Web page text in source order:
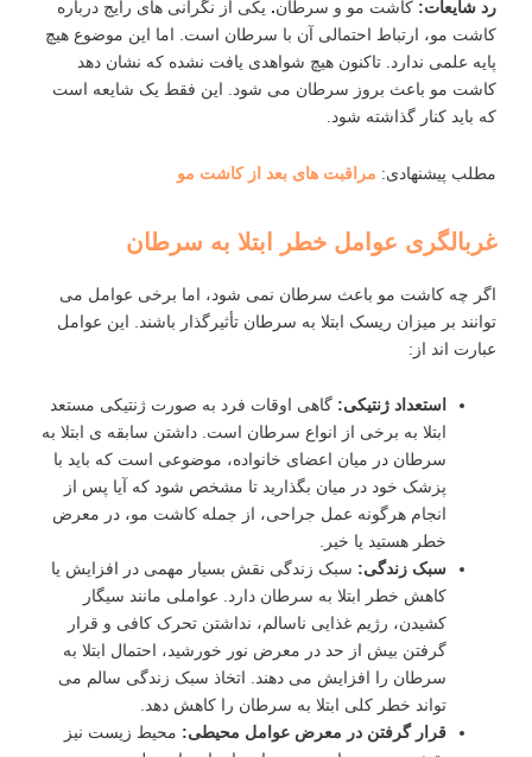
رد شایعات: کاشت مو و سرطان. یکی از نگرانی‌ های رایج درباره
کاشت مو، ارتباط احتمالی آن با سرطان است. اما این موضوع هیچ
پایه علمی ندارد. تاکنون هیچ شواهدی یافت نشده که نشان دهد
کاشت مو باعث بروز سرطان می ‌شود. این فقط یک شایعه است
که باید کنار گذاشته شود.
مطلب پیشنهادی: مراقبت های بعد از کاشت مو
غربالگری عوامل خطر ابتلا به سرطان
اگر چه کاشت مو باعث سرطان نمی‌ شود، اما برخی عوامل می
‌توانند بر میزان ریسک ابتلا به سرطان تأثیرگذار باشند. این عوامل
عبارت ‌اند از:
استعداد ژنتیکی: گاهی اوقات فرد به ‌صورت ژنتیکی مستعد
ابتلا به برخی از انواع سرطان است. داشتن سابقه‌ ی ابتلا به
سرطان در میان اعضای خانواده، موضوعی است که باید با
پزشک خود در میان بگذارید تا مشخص شود که آیا پس از
انجام هرگونه عمل جراحی، از جمله کاشت مو، در معرض
خطر هستید یا خیر.
سبک زندگی: سبک زندگی نقش بسیار مهمی در افزایش یا
کاهش خطر ابتلا به سرطان دارد. عواملی مانند سیگار
کشیدن، رژیم غذایی ناسالم، نداشتن تحرک کافی و قرار
گرفتن بیش از حد در معرض نور خورشید، احتمال ابتلا به
سرطان را افزایش می ‌دهند. اتخاذ سبک زندگی سالم می
‌تواند خطر کلی ابتلا به سرطان را کاهش دهد.
قرار گرفتن در معرض عوامل محیطی: محیط زیست نیز